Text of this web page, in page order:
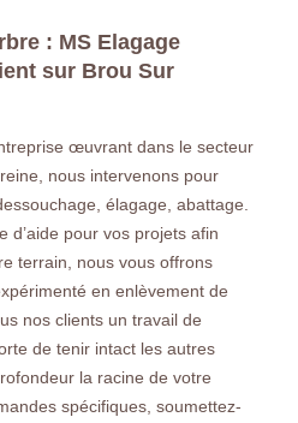
: MS Elagage
sur Brou Sur
œuvrant dans le secteur
nous intervenons pour
élagage, abattage.
d’aide pour vos projets afin
terrain, nous vous offrons
en enlèvement de
nos clients un travail de
de tenir intact les autres
la racine de votre
spécifiques, soumettez-